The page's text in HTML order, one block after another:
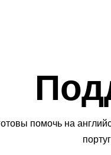
помочь на